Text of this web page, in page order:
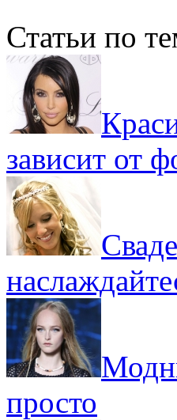
Статьи по
зависит от
просто